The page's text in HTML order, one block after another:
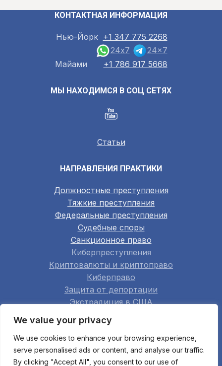
We value your privacy
We use cookies to enhance your browsing experience,
serve personalised ads or content, and analyse our traffic.
By clicking "Accept All", you consent to our use of
КОНТАКТНАЯ ИНФОРМАЦИЯ
Нью-Йорк +1 347 775 2268
24x7
24x7
Майами
+1 786 917 5668
МЫ НАХОДИМСЯ В СОЦ СЕТЯХ
Статьи
НАПРАВЛЕНИЯ ПРАКТИКИ
Должностные преступления
Тяжкие преступления
Федеральные преступления
Судебные споры
Санкционное право
Киберпреступления
Криптовалюты и криптоправо
Киберправо
Защита от депортации
Экстрадиция в США
Семейное право
Недвижимость
Строительство
Арбитраж